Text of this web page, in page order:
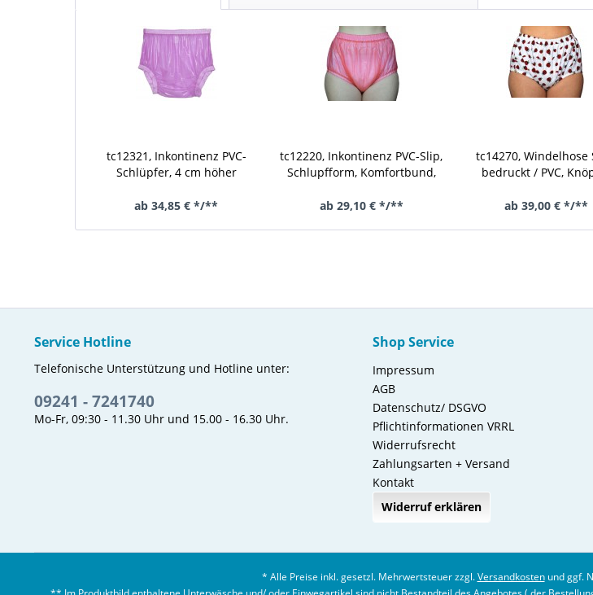
tc12321, Inkontinenz PVC-
Schlüpfer, 4 cm höher
ab 34,85 € */**
tc12220, Inkontinenz PVC-Slip,
Schlupfform, Komfortbund,
ab 29,10 € */**
tc14270, Windelhose
bedruckt / PVC,
ab 39,00 € */**
Service Hotline
Telefonische Unterstützung und Hotline unter:
09241 - 7241740
Mo-Fr, 09:30 - 11.30 Uhr und 15.00 - 16.30 Uhr.
Shop Service
Impressum
AGB
Datenschutz/ DSGVO
Pflichtinformationen VRRL
Widerrufsrecht
Zahlungsarten + Versand
Kontakt
Widerruf erklären
* Alle Preise inkl. gesetzl. Mehrwertsteuer zzgl.Versandkostenund ggf.